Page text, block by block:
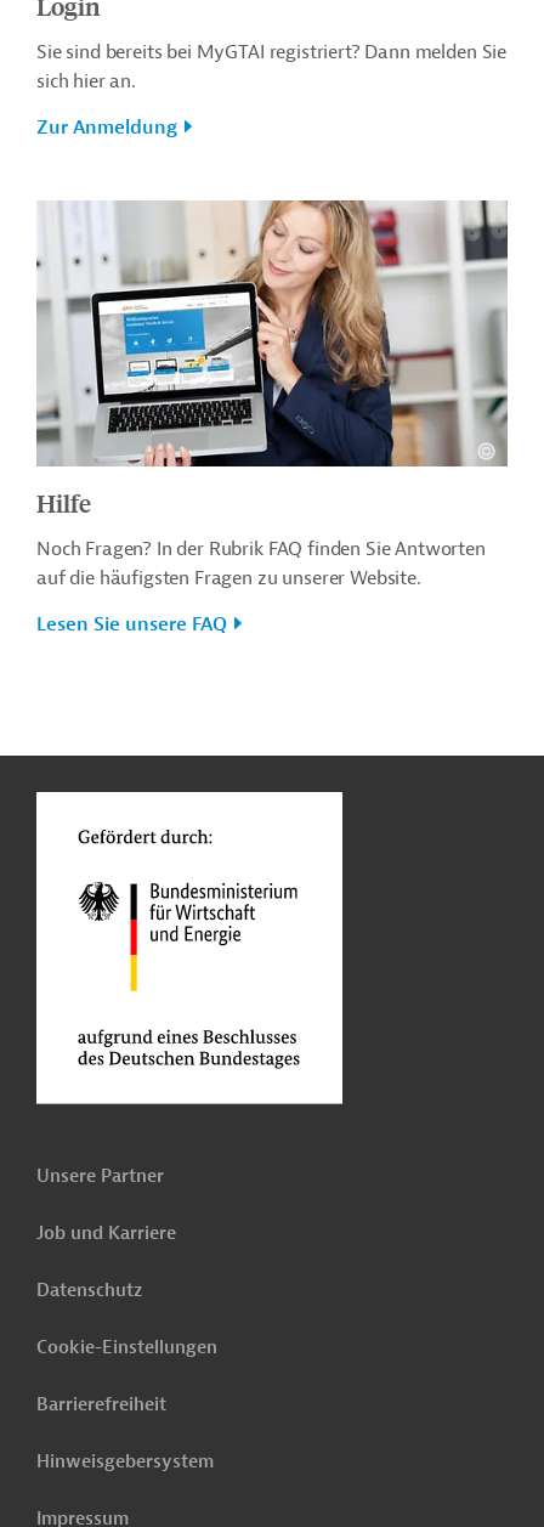
Sie sind bereits bei MyGTAI registriert? Dann melden Sie
sich hier an.
Zur Anmeldung
Hilfe
Noch Fragen? In der Rubrik FAQ finden Sie Antworten
auf die häufigsten Fragen zu unserer Website.
Lesen Sie unsere FAQ
Unsere Partner
Job und Karriere
Datenschutz
Cookie-Einstellungen
Barrierefreiheit
Hinweisgebersystem
Impressum